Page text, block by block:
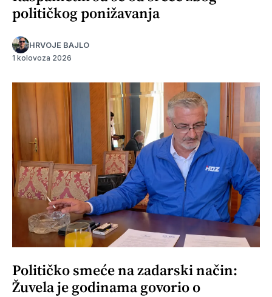
političkog ponižavanja
HRVOJE BAJLO
1 kolovoza 2026
Političko smeće na zadarski način:
Žuvela je godinama govorio o